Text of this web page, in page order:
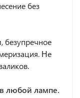
без
, безупречное
Не
любой лампе.